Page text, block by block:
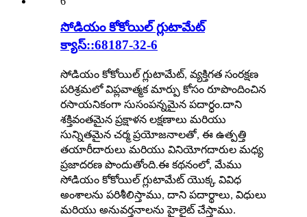
సోడియం కోకోయిల్ గ్లుటామేట్
క్యాస్::68187-32-6
సోడియం కోకోయిల్ గ్లుటామేట్, వ్యక్తిగత సంరక్షణ
పరిశ్రమలో విప్లవాత్మక మార్పు కోసం రూపొందించిన
రసాయనికంగా సుసంపన్నమైన పదార్ధం.దాని
శక్తివంతమైన ప్రక్షాళన లక్షణాలు మరియు
సున్నితమైన చర్మ ప్రయోజనాలతో, ఈ ఉత్పత్తి
తయారీదారులు మరియు వినియోగదారుల మధ్య
ప్రజాదరణ పొందుతోంది.ఈ కథనంలో, మేము
సోడియం కోకోయిల్ గ్లుటామేట్ యొక్క వివిధ
అంశాలను పరిశీలిస్తాము, దాని పదార్థాలు, విధులు
మరియు అనువర్తనాలను హైలైట్ చేస్తాము.